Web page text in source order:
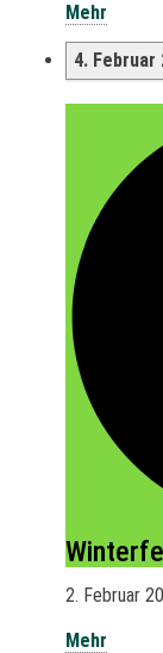
Mehr
4. Februar
2. Februar
Mehr